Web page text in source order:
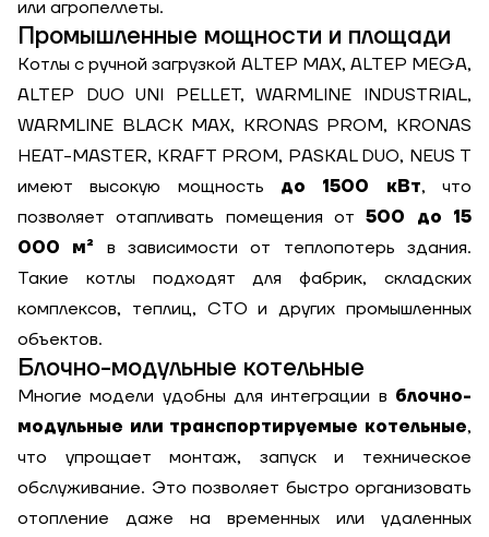
или агропеллеты.
Промышленные мощности и площади
Котлы с ручной загрузкой ALTEP MAX, ALTEP MEGA,
ALTEP DUO UNI PELLET, WARMLINE INDUSTRIAL,
WARMLINE BLACK MAX, KRONAS PROM, KRONAS
HEAT-MASTER, KRAFT PROM, PASKAL DUO, NEUS T
имеют высокую мощность до 1500 кВт, что
позволяет отапливать помещения от500 до 15
000 м² в зависимости от теплопотерь здания.
Такие котлы подходят для фабрик, складских
комплексов, теплиц, СТО и других промышленных
объектов.
Блочно-модульные котельные
Многие модели удобны для интеграции в блочно-
модульные или транспортируемые котельные,
что упрощает монтаж, запуск и техническое
обслуживание. Это позволяет быстро организовать
отопление даже на временных или удаленных